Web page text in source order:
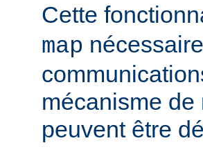
Cette
map
mécanisme
peuvent être